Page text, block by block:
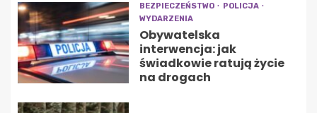
BEZPIECZEŃSTWO
POLICJA
WYDARZENIA
Obywatelska
interwencja: jak
świadkowie ratują życie
na drogach